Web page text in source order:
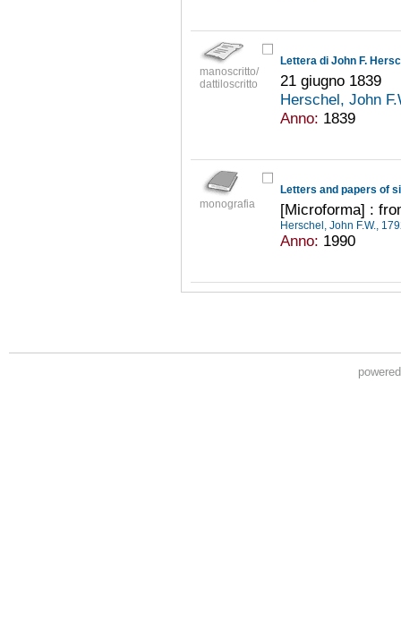
manoscritto/
dattiloscritto
21 giugno 1839
Herschel, John
Anno: 1839
monografia
Letters and papers of
[Microforma] :
Herschel, John F.W.,
Anno: 1990